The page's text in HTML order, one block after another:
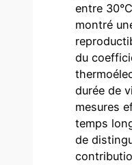
entre
montré
du
durée de
mesures
temps
de